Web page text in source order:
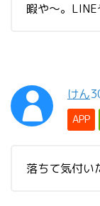
暇や～。
けん
APP
落ちて気付